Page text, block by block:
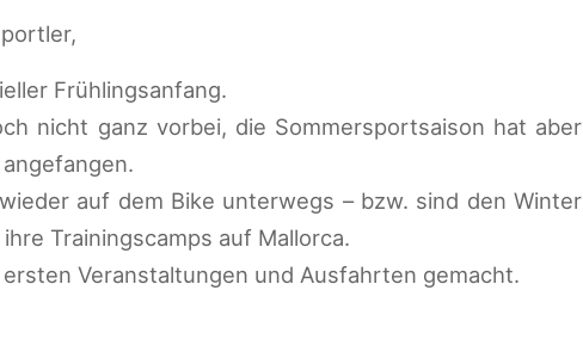
Frühlingsanfang.
nicht ganz vorbei, die Sommersportsaison hat aber
auf dem Bike unterwegs – bzw. sind den Winter
Trainingscamps auf Mallorca.
Veranstaltungen und Ausfahrten gemacht.